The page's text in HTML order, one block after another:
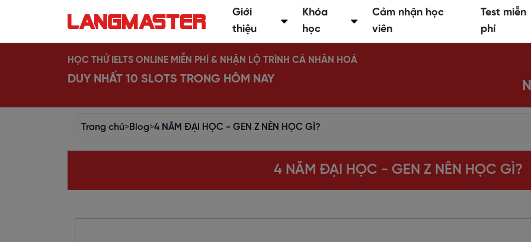
Giới
thiệu
Khóa
học
Cảm nhận học
viên
Test miễn
phí
HỌC THỬ IELTS ONLINE MIỄN PHÍ & NHẬN LỘ TRÌNH CÁ NHÂN HOÁ
DUY NHẤT 10 SLOTS TRONG HÔM NAY
Trang chủ>Blog>4 NĂM ĐẠI HỌC - GEN Z NÊN HỌC GÌ?
4 NĂM ĐẠI HỌC - GEN Z NÊN HỌC GÌ?